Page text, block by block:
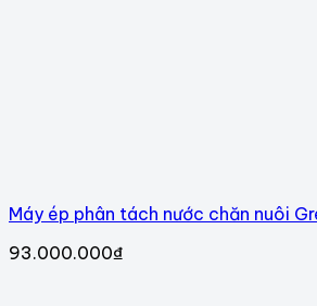
Máy ép phân tách nước chăn nuôi
93.000.000₫